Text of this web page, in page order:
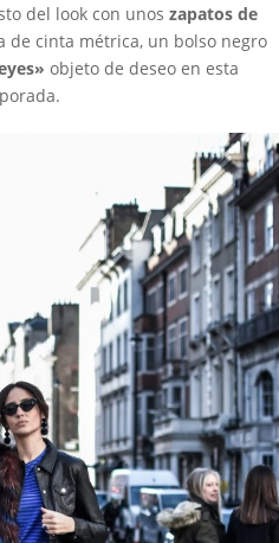
del look con unos zapatos de
de cinta métrica, un bolso negro
objeto de deseo en esta